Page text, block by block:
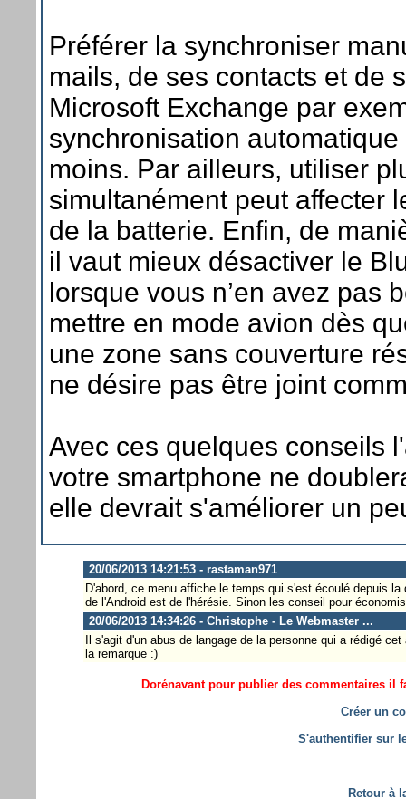
Préférer la synchroniser
mails, de ses contacts et de
Microsoft Exchange par
synchronisation
moins. Par ailleurs, utiliser
simultanément peut affecter
de la batterie. Enfin, de
il vaut mieux désactiver le
lorsque vous n’en avez pas
mettre en mode avion dès
une zone sans couverture
ne désire pas être joint
Avec ces quelques conseils
votre smartphone ne
elle devrait s'améliorer un
20/06/2013 14:21:53 - rastaman971
D'abord, ce menu affiche le temps qui s'est écoulé depuis
de l'Android est de l'hérésie. Sinon les conseil pour
20/06/2013 14:34:26 - Christophe - Le Webmaster ...
Il s'agit d'un abus de langage de la personne qui a rédigé
la remarque :)
Dorénavant pour publier des commentaires il
Créer un
S'authentifier sur
Retour à